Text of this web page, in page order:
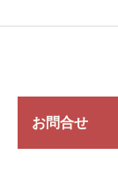
お問合せ